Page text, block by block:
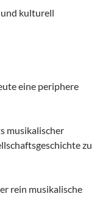
kulturell
eine periphere
musikalischer
zu
rein musikalische